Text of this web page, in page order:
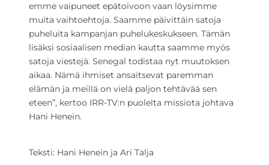
emme vaipuneet epätoivoon vaan löysimme
muita vaihtoehtoja. Saamme päivittäin satoja
puheluita kampanjan puhelukeskukseen. Tämän
lisäksi sosiaalisen median kautta saamme myös
satoja viestejä. Senegal todistaa nyt muutoksen
aikaa. Nämä ihmiset ansaitsevat paremman
elämän ja meillä on vielä paljon tehtävää sen
eteen”, kertoo IRR-TV:n puolelta missiota johtava
Hani Henein.
Teksti: Hani Henein ja Ari Talja